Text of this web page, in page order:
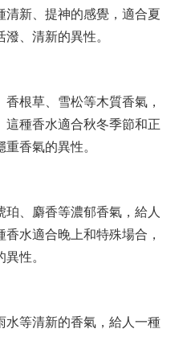
清新、提神的感覺，適合夏
、清新的異性。
根草、雪松等木質香氣，
這種香水適合秋冬季節和正
香氣的異性。
、麝香等濃郁香氣，給人
水適合晚上和特殊場合，
性。
水等清新的香氣，給人一種